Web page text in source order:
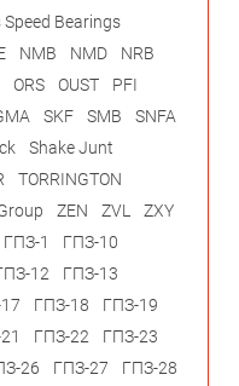
Speed Bearings
NMB NMD
NRB
ORS OUST
PFI
SKF SMB
SNFA
Shake Junt
TORRINGTON
ZEN ZVL
ZXY
ГПЗ-1
ГПЗ-10
12
ГПЗ-13
ГПЗ-18
ГПЗ-19
ГПЗ-22
ГПЗ-23
26 ГПЗ-27 ГПЗ-28